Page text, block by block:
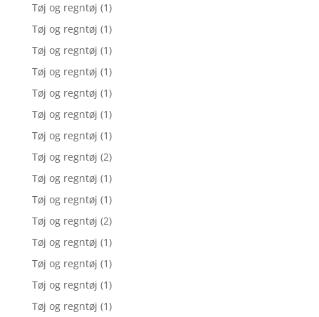
Tøj og regntøj (1)
Tøj og regntøj (1)
Tøj og regntøj (1)
Tøj og regntøj (1)
Tøj og regntøj (1)
Tøj og regntøj (1)
Tøj og regntøj (1)
Tøj og regntøj (2)
Tøj og regntøj (1)
Tøj og regntøj (1)
Tøj og regntøj (2)
Tøj og regntøj (1)
Tøj og regntøj (1)
Tøj og regntøj (1)
Tøj og regntøj (1)